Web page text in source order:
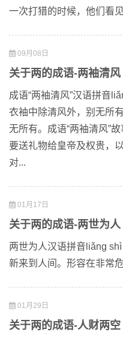
一次打猎的时候，他们看
09月08日
关于两的成语-两袖清风
成语“两袖清风”汉语拼音
衣袖中除清风外，别无所
无所有。成语“两袖清风”
要送礼物给皇帝及权贵，
对...
01月17日
关于两的成语-两世为人
两世为人汉语拼音liǎng
新来到人间。形容在非常
01月29日
关于两的成语-人财两空